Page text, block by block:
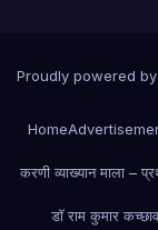
Proudly powered
Home
करणी व्याख्यान माला –
डॉ राम कुमार